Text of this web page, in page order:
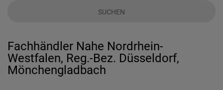
SUCHEN
Fachhändler Nahe Nordrhein-
Westfalen, Reg.-Bez. Düsseldorf,
Mönchengladbach